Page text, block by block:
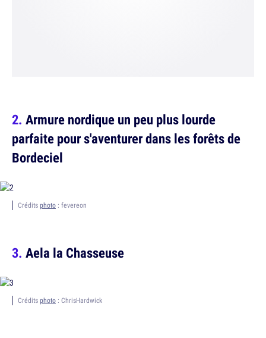
Armure nordique un peu plus lourde
parfaite pour s'aventurer dans les forêts de
Bordeciel
Crédits photo : fevereon
Aela la Chasseuse
Crédits photo : ChrisHardwick